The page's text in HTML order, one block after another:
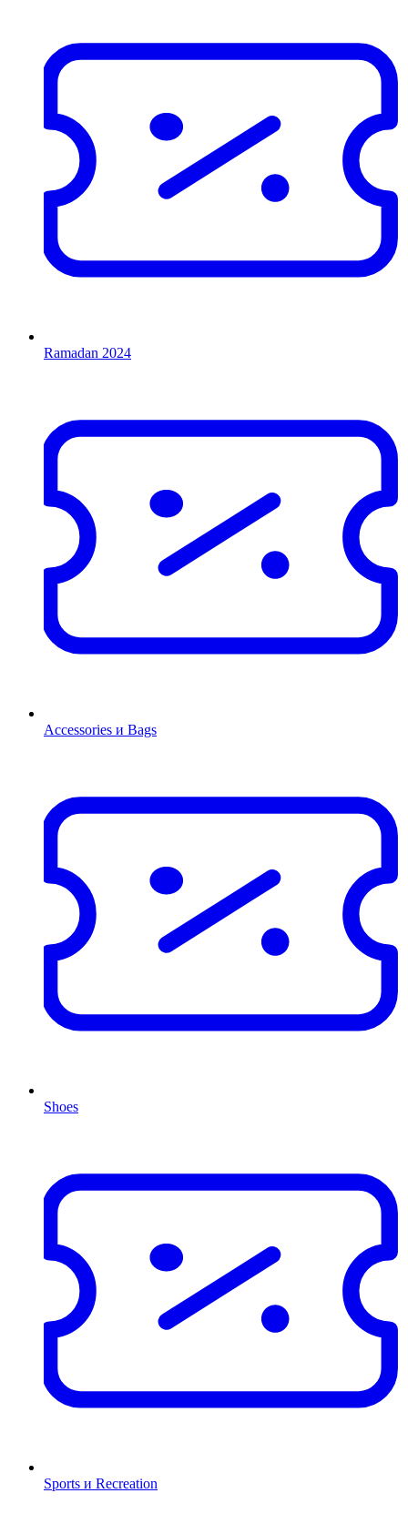
Ramadan 2024
Accessories и Bags
Shoes
Sports и Recreation